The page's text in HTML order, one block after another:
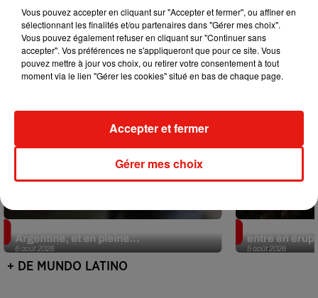
6 août 2026
Argentine, et en pleine...
5 août 2026
entre en
+ DE MUNDO LATINO
Vous pouvez accepter en cliquant sur "Accepter et fermer", ou affiner en
sélectionnant les finalités et/ou partenaires dans "Gérer mes choix".
Vous pouvez également refuser en cliquant sur "Continuer sans
accepter". Vos préférences ne s'appliqueront que pour ce site. Vous
pouvez mettre à jour vos choix, ou retirer votre consentement à tout
moment via le lien "Gérer les cookies" situé en bas de chaque page.
Gérer mes choix
Accepter et fermer